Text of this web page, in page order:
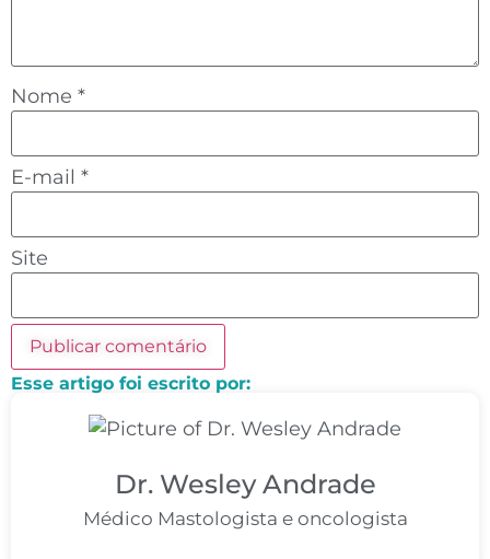
Nome *
E-mail *
Site
Esse artigo foi escrito por:
Dr. Wesley Andrade
Médico Mastologista e oncologista